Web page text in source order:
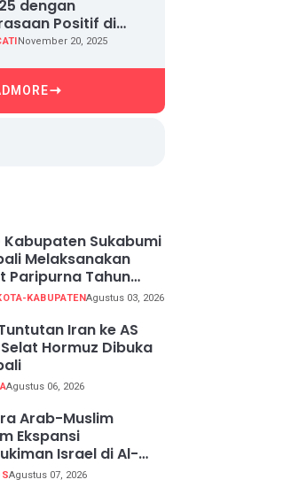
dengan
Positif di
Test
November 20, 2025
Kabupaten Sukabumi
Melaksanakan
Paripurna Tahun
2026
KABUPATENAgustus 03, 2026
Iran ke AS
Hormuz Dibuka
Agustus 06, 2026
Arab-Muslim
Ekspansi
Israel di Al-
Timur
Agustus 07, 2026